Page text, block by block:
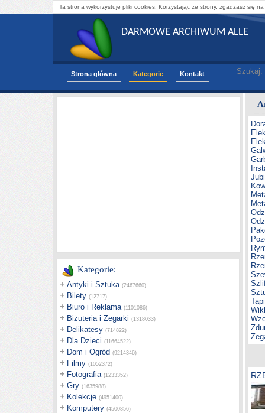
Ta strona wykorzystuje pliki cookies. Korzystając ze strony, zgadzasz się
DARMOWE ARCHIWUM ALLE
Strona główna Kategorie Kontakt Szukaj:
Kategorie:
+ Antyki i Sztuka (2467660)
+ Bilety (12717)
+ Biuro i Reklama (1101086)
+ Biżuteria i Zegarki (1318033)
+ Delikatesy (714822)
+ Dla Dzieci (11664522)
+ Dom i Ogród (9214346)
+ Filmy (1052372)
+ Fotografia (1233352)
+ Gry (1635988)
+ Kolekcje (4951400)
+ Komputery (4500856)